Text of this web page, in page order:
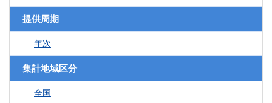
提供周期
年次
集計地域区分
全国